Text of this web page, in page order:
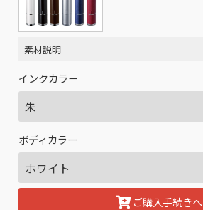
素材説明
インクカラー
ボディカラー
ご購入手続きへ